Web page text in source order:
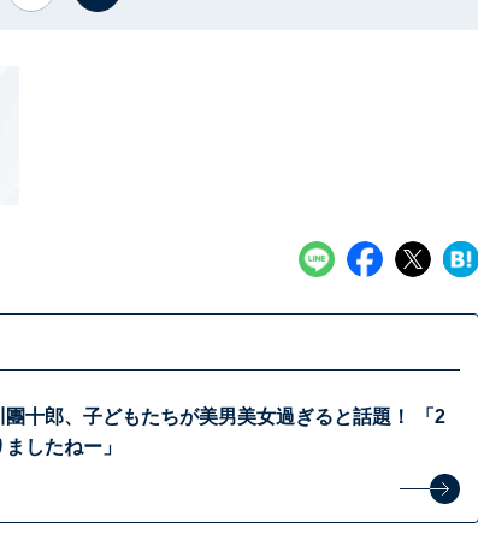
團十郎、子どもたちが美男美女過ぎると話題！ 「2
したねー」